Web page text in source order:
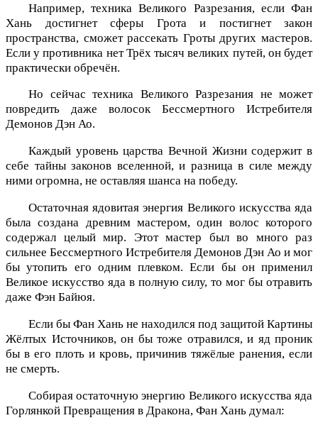
Например, техника Великого Разрезания, если Фан
Хань достигнет сферы Грота и постигнет закон
пространства, сможет рассекать Гроты других мастеров.
Если у противника нет Трёх тысяч великих путей, он будет
практически обречён.
Но сейчас техника Великого Разрезания не может
повредить даже волосок Бессмертного Истребителя
Демонов Дэн Ао.
Каждый уровень царства Вечной Жизни содержит в
себе тайны законов вселенной, и разница в силе между
ними огромна, не оставляя шанса на победу.
Остаточная ядовитая энергия Великого искусства яда
была создана древним мастером, один волос которого
содержал целый мир. Этот мастер был во много раз
сильнее Бессмертного Истребителя Демонов Дэн Ао и мог
бы утопить его одним плевком. Если бы он применил
Великое искусство яда в полную силу, то мог бы отравить
даже Фэн Байюя.
Если бы Фан Хань не находился под защитой Картины
Жёлтых Источников, он бы тоже отравился, и яд проник
бы в его плоть и кровь, причинив тяжёлые ранения, если
не смерть.
Собирая остаточную энергию Великого искусства яда
Горлянкой Превращения в Дракона, Фан Хань думал: